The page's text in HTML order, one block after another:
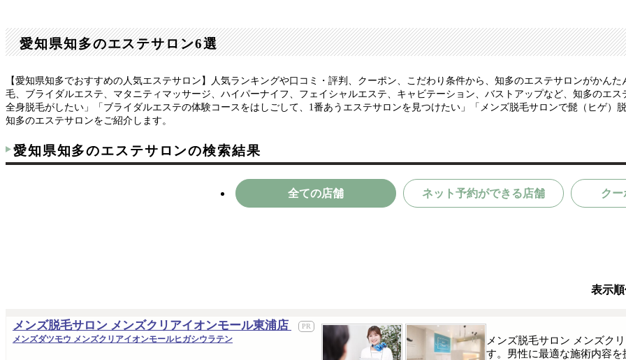
愛知県知多のエステサロン6選
【愛知県知多でおすすめの人気エステサロン】人気ランキングや口コミ・評判、クーポン、こだわり条件から、知多のエステサロンがかん
毛、ブライダルエステ、マタニティマッサージ、ハイパーナイフ、フェイシャルエステ、キャビテーション、バストアップなど、知多のエ
全身脱毛がしたい」「ブライダルエステの体験コースをはしごして、1番あうエステサロンを見つけたい」「メンズ脱毛サロンで髭（ヒゲ
知多のエステサロンをご紹介します。
愛知県知多のエステサロンの検索結果
全ての店舗 ネット予約ができる店舗 クー
表示
メンズ脱毛サロン メンズクリアイオンモール東浦店
メンズダツモウ メンズクリアイオンモールヒガシウラテン
メンズ脱毛サロン メンズク
す。男性に最適な施術内容